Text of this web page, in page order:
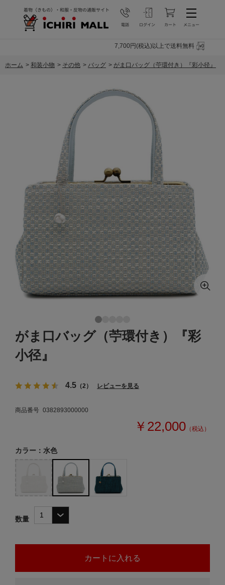
7,700円(税込)以上で送料無料
ホーム > 和装小物 > その他 > バッグ > がま口バッグ（苧環付き）『彩小径』
がま口バッグ（苧環付き）『彩
小径』
4.5 （2） レビューを見る
商品番号 0382893000000
￥22,000 （税込）
カラー：水色
数量